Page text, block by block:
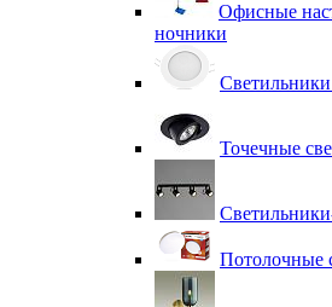
Офисные
ночники
Точечные
Потолочные